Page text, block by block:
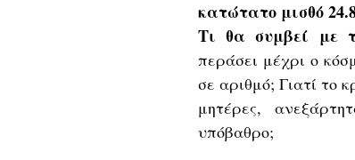
κατώτατο μισθό
Τι θα συμβεί με
περάσει μέχρι ο
σε αριθμό; Γιατί το
μητέρες,
υπόβαθρο;